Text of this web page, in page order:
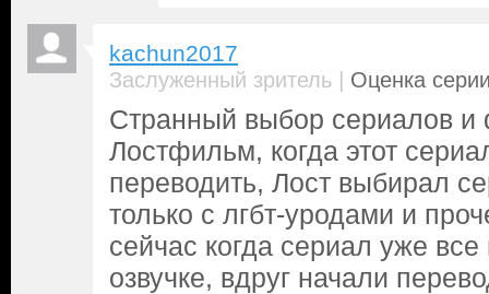
kachun2017
Заслуженный зритель | Оценка
Странный выбор сериалов и
Лостфильм, когда этот
переводить, Лост выбирал
только с лгбт-уродами и
сейчас когда сериал уже
озвучке, вдруг начали